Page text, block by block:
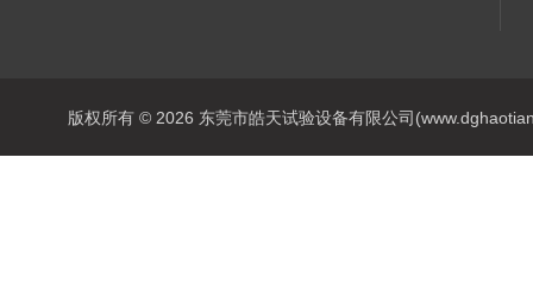
版权所有 © 2026 东莞市皓天试验设备有限公司